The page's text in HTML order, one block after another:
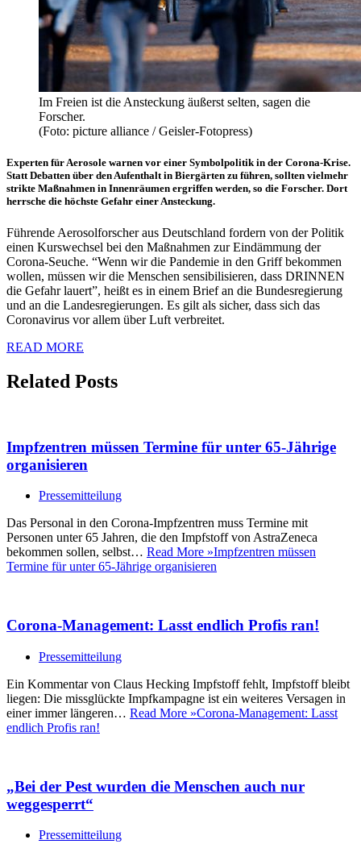
Im Freien ist die Ansteckung äußerst selten, sagen die
Forscher.
(Foto: picture alliance / Geisler-Fotopress)
Experten für Aerosole warnen vor einer Symbolpolitik in der Corona-Krise.
Statt Debatten über den Aufenthalt in Biergärten zu führen, sollten vielmehr
strikte Maßnahmen in Innenräumen ergriffen werden, so die Forscher. Dort
herrsche die höchste Gefahr einer Ansteckung.
Führende Aerosolforscher aus Deutschland fordern von der Politik
einen Kurswechsel bei den Maßnahmen zur Eindämmung der
Corona-Seuche. “Wenn wir die Pandemie in den Griff bekommen
wollen, müssen wir die Menschen sensibilisieren, dass DRINNEN
die Gefahr lauert”, heißt es in einem Brief an die Bundesregierung
und an die Landesregierungen. Es gilt als sicher, dass sich das
Coronavirus vor allem über Luft verbreitet.
READ MORE
Related Posts
Impfzentren müssen Termine für unter 65-Jährige
organisieren
Pressemitteilung
Das Personal in den Corona-Impfzentren muss Termine mit
Personen unter 65 Jahren, die den Impfstoff von AstraZeneca
bekommen sollen, selbst… Read More »Impfzentren müssen
Termine für unter 65-Jährige organisieren
Corona-Management: Lasst endlich Profis ran!
Pressemitteilung
Ein Kommentar von Claus Hecking Impfstoff fehlt, Impfstoff bleibt
liegen: Die missglückte Impfkampagne ist ein weiteres Versagen in
einer immer längeren… Read More »Corona-Management: Lasst
endlich Profis ran!
„Bei der Pest wurden die Menschen auch nur
weggesperrt“
Pressemitteilung